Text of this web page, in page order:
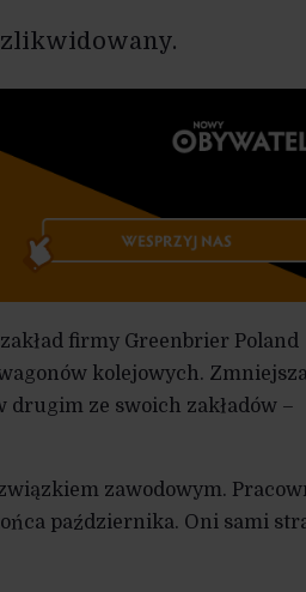
zlikwidowany.
firmy Greenbrier Poland
kolejowych.
drugim ze swoich zakładów –
zawodowym.
października. Oni sami